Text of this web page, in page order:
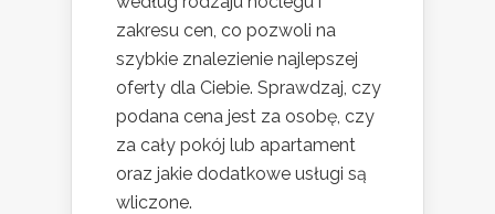
zakresu cen, co pozwoli na
szybkie znalezienie najlepszej
oferty dla Ciebie. Sprawdzaj, czy
podana cena jest za osobę, czy
za cały pokój lub apartament
oraz jakie dodatkowe usługi są
wliczone.